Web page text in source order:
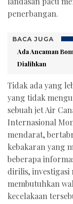
penerbangan.
BACA JUGA
Ada Ancaman
Dialihkan
Tidak ada yang
yang tidak
sebuah jet Air
Internasional
mendarat,
kebakaran yang
beberapa
dirilis, investigasi
membutuhkan
kecelakaan